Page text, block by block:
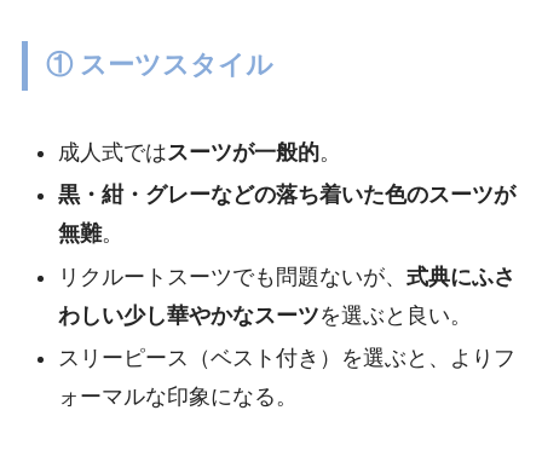
① スーツスタイル
成人式ではスーツが一般的。
黒・紺・グレーなどの落ち着いた色のスーツが
無難。
リクルートスーツでも問題ないが、 式典にふさ
わしい少し華やかなスーツを選ぶと良い。
スリーピース（ベスト付き）を選ぶと、よりフ
ォーマルな印象になる。